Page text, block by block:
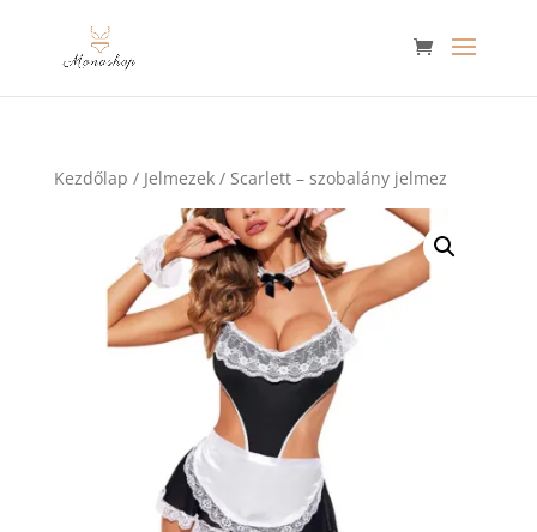
Kezdőlap / Jelmezek/ Scarlett – szobalány jelmez